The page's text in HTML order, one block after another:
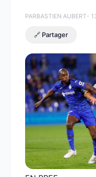
PARBASTIEN AUBERT-
🔗 Partager